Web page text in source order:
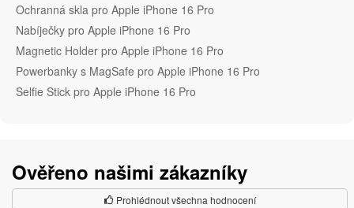
Ochranná skla pro Apple iPhone 16 Pro
Nabíječky pro Apple iPhone 16 Pro
Magnetic Holder pro Apple iPhone 16 Pro
Powerbanky s MagSafe pro Apple iPhone 16 Pro
Selfie Stick pro Apple iPhone 16 Pro
Ověřeno našimi zákazníky
Prohlédnout všechna hodnocení